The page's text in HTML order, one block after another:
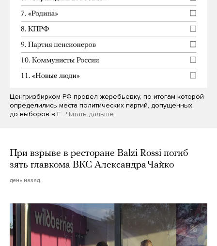
Центризбирком РФ провел жеребьевку, по итогам которой
определились места политических партий, допущенных
до выборов в Г… Читать дальше
При взрыве в ресторане Balzi Rossi погиб
зять главкома ВКС Александра Чайко
день назад